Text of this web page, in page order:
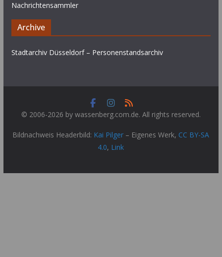
Nachrichtensammler
Archive
Stadtarchiv Düsseldorf – Personenstandsarchiv
© 2006-2026 by wassenberg.com.de. All rights reserved.
Bildnachweis Headerbild: Kai Pilger – Eigenes Werk, CC BY-SA
4.0, Link